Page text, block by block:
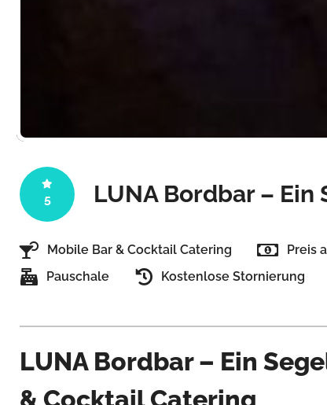
5 LUNA Bordbar –
Mobile Bar & Cocktail Catering Preis
Pauschale
Kostenlose Stornierung
LUNA Bordbar – Ein
& Cocktail Catering